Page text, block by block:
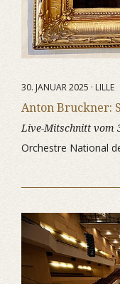
30. JANUAR 2025 · LILLE
Anton Bruckner:
Live-Mitschnitt vom
Orchestre National